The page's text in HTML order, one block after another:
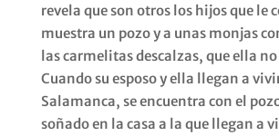
revela que son otros los hijos que le
muestra un pozo y a unas monjas
las carmelitas descalzas, que ella
Cuando su esposo y ella llegan a
Salamanca, se encuentra con el
soñado en la casa a la que llegan a